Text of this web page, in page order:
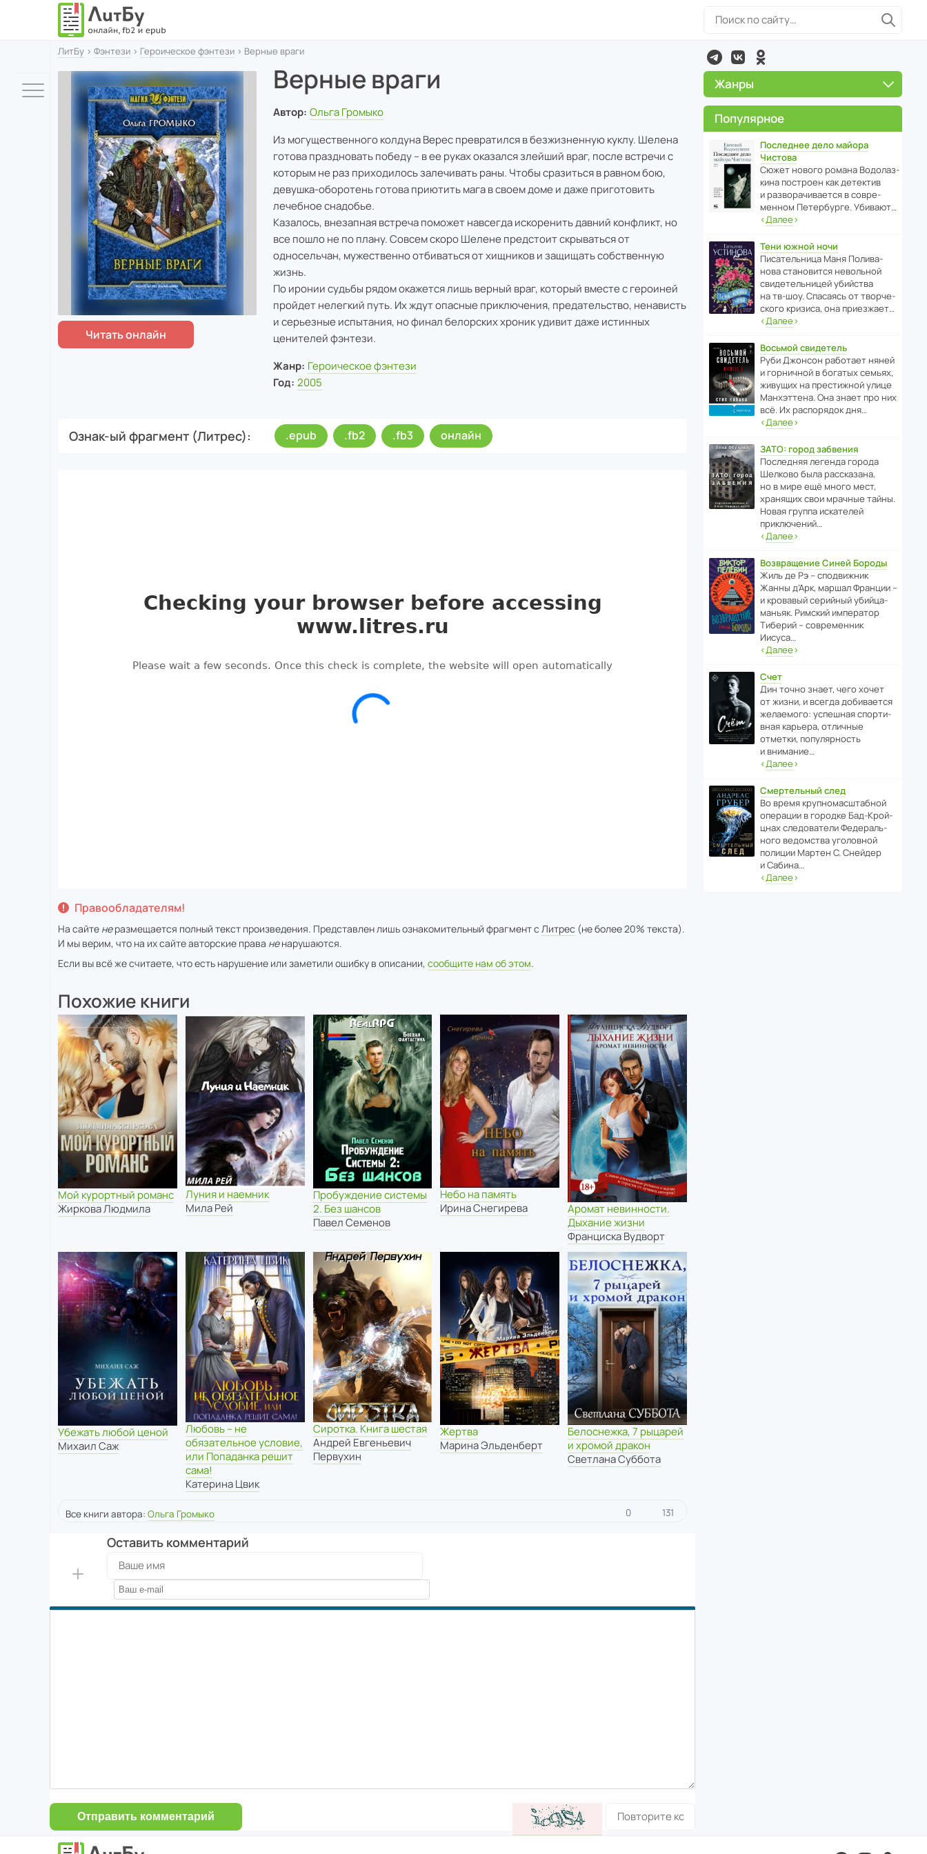
ЛитБу › Фэнтези › Героическое фэнтези › Верные враги
Верные враги
Автор: Ольга Громыко
Из могущественного колдуна Верес превратился в безжизненную куклу. Шелена
готова праздновать победу – в ее руках оказался злейший враг, после встречи с
которым не раз приходилось залечивать раны. Чтобы сразиться в равном бою,
девушка-оборотень готова приютить мага в своем доме и даже приготовить
лечебное снадобье.
Казалось, внезапная встреча поможет навсегда искоренить давний конфликт, но
все пошло не по плану. Совсем скоро Шелене предстоит скрываться от
односельчан, мужественно отбиваться от хищников и защищать собственную
жизнь.
По иронии судьбы рядом окажется лишь верный враг, который вместе с героиней
пройдет нелегкий путь. Их ждут опасные приключения, предательство, ненависть
и серьезные испытания, но финал белорских хроник удивит даже истинных
ценителей фэнтези.
Жанр: Героическое фэнтези
Год: 2005
Ознак-ый фрагмент (Литрес) .epub .fb2 .fb3 онлайн
Правообладателям!
На сайте неразмещается полный текст произведения. Представлен лишь ознакомительный фрагмент с Литрес (не более 20% текста).
И мы верим, что на их сайте авторские права ненарушаются.
Если вы всё же считаете, что есть нарушение или заметили ошибку в описании, сообщите нам об этом.
Похожие книги
Мой курортный романс
Жиркова Людмила
Луния и наемник
Мила Рей
Пробуждение системы
2. Без шансов
Павел Семенов
Небо на память
Ирина Снегирева
Аромат невинности.
Дыхание жизни
Франциска Вудворт
Убежать любой ценой
Михаил Саж
Любовь – не
обязательное условие,
или Попаданка решит
сама!
Катерина Цвик
Сиротка. Книга шестая
Андрей Евгеньевич
Первухин
Жертва
Марина Эльденберт
Белоснежка, 7 рыцарей
и хромой дракон
Светлана Суббота
Все книги автора: Ольга Громыко 0 131
Оставить комментарий
Отправить комментарий
Жанры
Популярное
Последнее дело майора
Чистова
Сюжет нового романа Водо­ла­з­
кина пост­роен как дете­ктив
и разво­ра­чи­ва­ется в совре­
менном Пете­р­бурге. Убивают…
‹Далее›
Тени южной ночи
Писа­тель­ница Маня Поли­ва­
нова стано­вится невольной
свиде­тель­ницей убийства
на тв-шоу. Спасаясь от твор­че­
с­кого кризиса, она приезжает…
‹Далее›
Восьмой свидетель
Руби Джонсон рабо­тает няней
и горни­чной в богатых семьях,
живущих на прес­ти­жной улице
Манх­эт­тена. Она знает про них
всё. Их распо­рядок дня…
‹Далее›
ЗАТО: город забвения
После­дняя легенда города
Шелково была расска­зана,
но в мире ещё много мест,
хранящих свои мрачные тайны.
Новая группа иска­телей
приключений…
‹Далее›
Возвращение Синей Бороды
Жиль де Рэ – спод­ви­жник
Жанны д’Арк, маршал Франции –
и кровавый серийный убийца-
маньяк. Римский импе­ратор
Тиберий – совре­менник
Иисуса…
‹Далее›
Счет
Дин точно знает, чего хочет
от жизни, и всегда доби­ва­ется
жела­е­мого: успе­шная спор­ти­
вная карьера, отли­чные
отметки, попу­ля­р­ность
и внимание…
‹Далее›
Смертельный след
Во время круп­но­мас­ш­та­бной
операции в городке Бад‑Крой­
цнах следо­ва­тели Феде­раль­
ного ведомства уголо­вной
полиции Мартен С. Снейдер
и Сабина…
‹Далее›